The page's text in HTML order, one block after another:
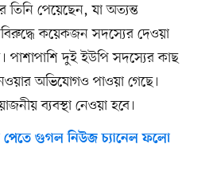
তিনি পেয়েছেন, যা অত্যন্ত
কয়েকজন সদস্যের দেওয়া
পাশাপাশি দুই ইউপি সদস্যের কাছ
অভিযোগও পাওয়া গেছে।
ব্যবস্থা নেওয়া হবে।
গুগল নিউজ চ্যানেল ফলো